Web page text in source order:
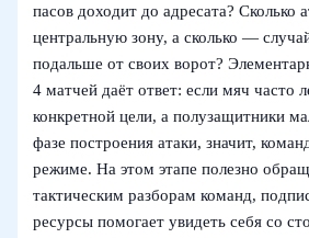
пасов доходит до адресата? Сколько
центральную зону, а сколько —
подальше от своих ворот?
4 матчей даёт ответ: если мяч часто
конкретной цели, а полузащитники
фазе построения атаки, значит,
режиме. На этом этапе полезно
тактическим разборам команд,
ресурсы помогает увидеть себя со